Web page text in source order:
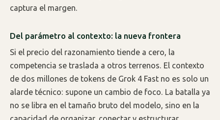
captura el margen.
Del parámetro al contexto: la nueva frontera
Si el precio del razonamiento tiende a cero, la
competencia se traslada a otros terrenos. El contexto
de dos millones de tokens de Grok 4 Fast no es solo un
alarde técnico: supone un cambio de foco. La batalla ya
no se libra en el tamaño bruto del modelo, sino en la